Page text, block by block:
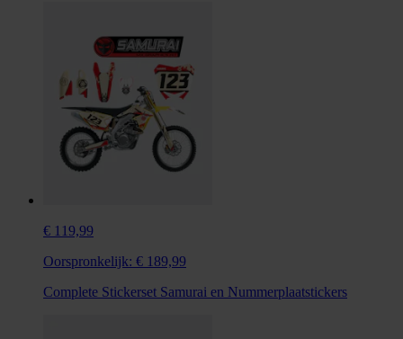
€ 119,99
Oorspronkelijk: € 189,99
Complete Stickerset Samurai en Nummerplaatstickers